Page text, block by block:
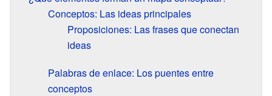
Conceptos: Las ideas principales
Proposiciones: Las frases que conectan
ideas
Palabras de enlace: Los puentes entre
conceptos